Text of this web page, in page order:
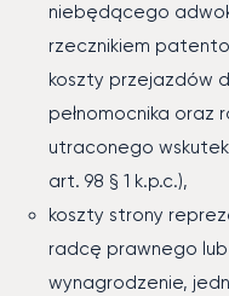
niebędącego
rzecznikiem
koszty przejazdów
pełnomocnika oraz
utraconego
art. 98 § 1 k.p.c.),
koszty strony
radcę prawnego
wynagrodzenie,